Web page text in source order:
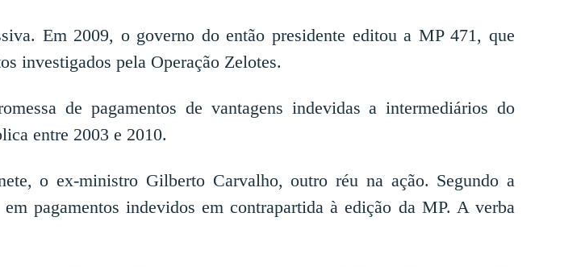
Em 2009, o governo do então presidente editou a MP 471, que
investigados pela Operação Zelotes.
de pagamentos de vantagens indevidas a intermediários do
entre 2003 e 2010.
o ex-ministro Gilberto Carvalho, outro réu na ação. Segundo a
pagamentos indevidos em contrapartida à edição da MP. A verba